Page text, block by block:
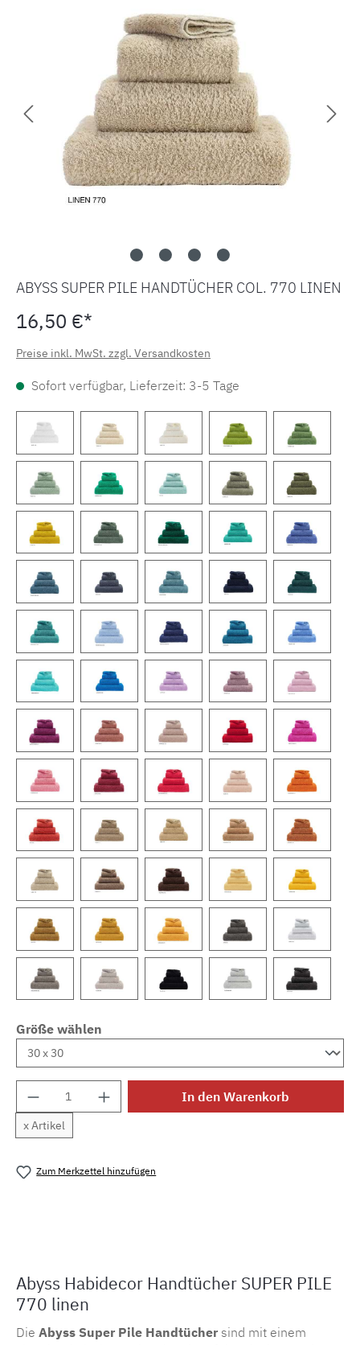
ABYSS SUPER PILE HANDTÜCHER COL. 770 LINEN
16,50 €*
Preise inkl. MwSt. zzgl. Versandkosten
Sofort verfügbar, Lieferzeit: 3-5 Tage
Größe wählen
Produkt Anzahl: Gib den gewünschten
x Artikel
In den Warenkorb
Zum Merkzettel hinzufügen
Abyss Habidecor Handtücher SUPER PILE
770 linen
Die Abyss Super Pile Handtücher sind mit einem